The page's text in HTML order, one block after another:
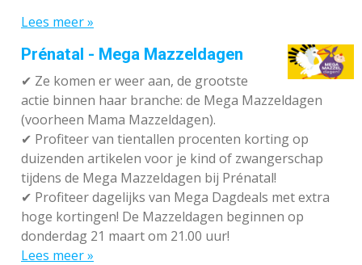
Lees meer »
Prénatal - Mega Mazzeldagen
✔ Ze komen er weer aan, de grootste
actie binnen haar branche: de Mega Mazzeldagen
(voorheen Mama Mazzeldagen).
✔ Profiteer van tientallen procenten korting op
duizenden artikelen voor je kind of zwangerschap
tijdens de Mega Mazzeldagen bij Prénatal!
✔ Profiteer dagelijks van Mega Dagdeals met extra
hoge kortingen! De Mazzeldagen beginnen op
donderdag 21 maart om 21.00 uur!
Lees meer »